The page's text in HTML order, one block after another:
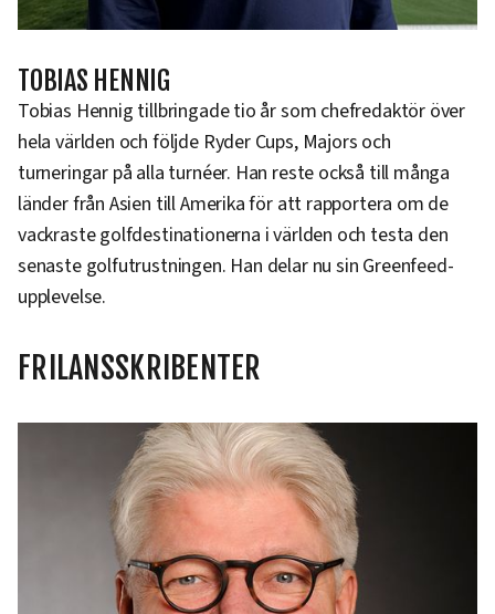
TOBIAS HENNIG
Tobias Hennig tillbringade tio år som chefredaktör över
hela världen och följde Ryder Cups, Majors och
turneringar på alla turnéer. Han reste också till många
länder från Asien till Amerika för att rapportera om de
vackraste golfdestinationerna i världen och testa den
senaste golfutrustningen. Han delar nu sin Greenfeed-
upplevelse.
FRILANSSKRIBENTER